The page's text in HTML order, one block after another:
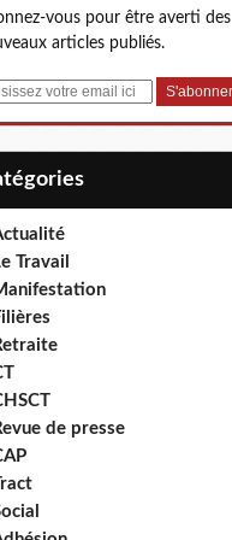
vous pour être averti des
articles publiés.
Travail
de presse